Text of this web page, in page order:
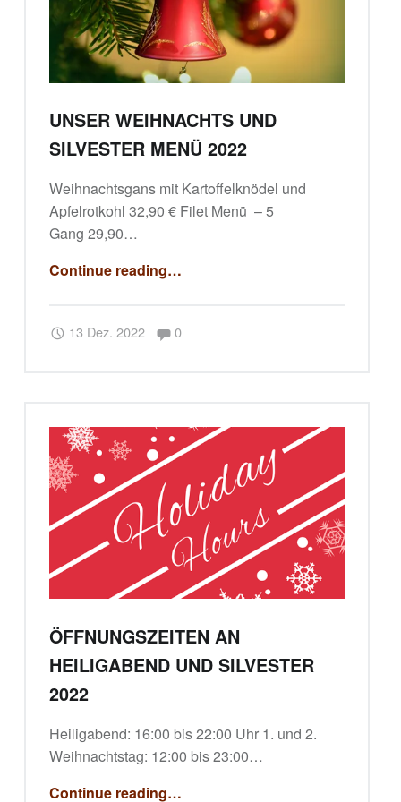
UNSER WEIHNACHTS UND
SILVESTER MENÜ 2022
Weihnachtsgans mit Kartoffelknödel und
Apfelrotkohl 32,90 € Filet Menü – 5
Gang 29,90…
Continue reading…
13 Dez. 2022 redlava22 Comments:
0
ÖFFNUNGSZEITEN AN
HEILIGABEND UND SILVESTER
2022
Heiligabend: 16:00 bis 22:00 Uhr 1. und 2.
Weihnachtstag: 12:00 bis 23:00…
Continue reading…